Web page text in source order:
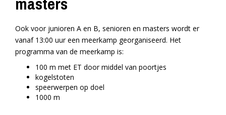
Ook voor junioren A en B, senioren en masters wordt er
vanaf 13:00 uur een meerkamp georganiseerd. Het
programma van de meerkamp is:
100 m met ET door middel van poortjes
kogelstoten
speerwerpen op doel
1000 m